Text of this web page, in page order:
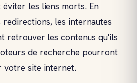
les liens morts. En
les internautes
retrouver les contenus qu'ils
de recherche pourront
votre site internet.